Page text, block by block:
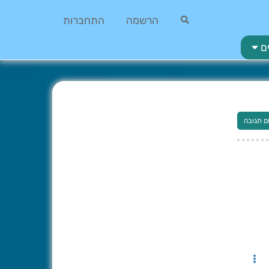
הרשמה התחברות
תגובה